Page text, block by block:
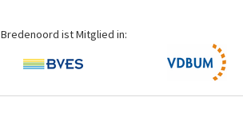
Bredenoord ist Mitglied in: